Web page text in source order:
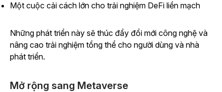
Một cuộc cải cách lớn cho trải nghiệm DeFi liền mạch
Những phát triển này sẽ thúc đẩy đổi mới công nghệ và
nâng cao trải nghiệm tổng thể cho người dùng và nhà
phát triển.
Mở rộng sang Metaverse